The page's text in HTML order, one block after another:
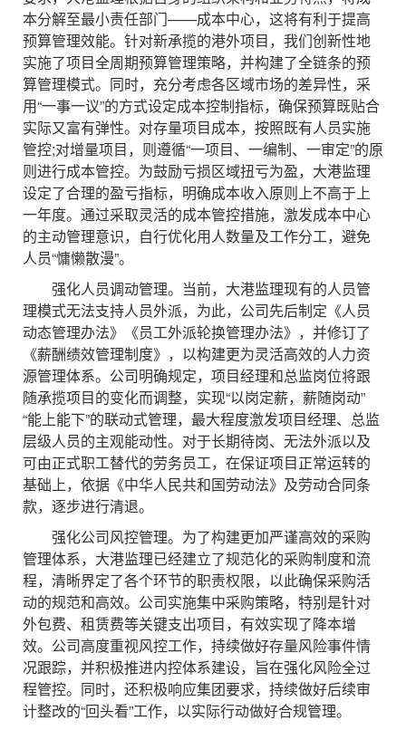
本分解至最小责任部门——成本中心，这将有利于提高
预算管理效能。针对新承揽的港外项目，我们创新性地
实施了项目全周期预算管理策略，并构建了全链条的预
算管理模式。同时，充分考虑各区域市场的差异性，采
用“一事一议”的方式设定成本控制指标，确保预算既贴合
实际又富有弹性。对存量项目成本，按照既有人员实施
管控;对增量项目，则遵循“一项目、一编制、一审定”的原
则进行成本管控。为鼓励亏损区域扭亏为盈，大港监理
设定了合理的盈亏指标，明确成本收入原则上不高于上
一年度。通过采取灵活的成本管控措施，激发成本中心
的主动管理意识，自行优化用人数量及工作分工，避免
人员“慵懒散漫”。
强化人员调动管理。当前，大港监理现有的人员管
理模式无法支持人员外派，为此，公司先后制定《人员
动态管理办法》《员工外派轮换管理办法》，并修订了
《薪酬绩效管理制度》，以构建更为灵活高效的人力资
源管理体系。公司明确规定，项目经理和总监岗位将跟
随承揽项目的变化而调整，实现“以岗定薪，薪随岗动”
“能上能下”的联动式管理，最大程度激发项目经理、总监
层级人员的主观能动性。对于长期待岗、无法外派以及
可由正式职工替代的劳务员工，在保证项目正常运转的
基础上，依据《中华人民共和国劳动法》及劳动合同条
款，逐步进行清退。
强化公司风控管理。为了构建更加严谨高效的采购
管理体系，大港监理已经建立了规范化的采购制度和流
程，清晰界定了各个环节的职责权限，以此确保采购活
动的规范和高效。公司实施集中采购策略，特别是针对
外包费、租赁费等关键支出项目，有效实现了降本增
效。公司高度重视风控工作，持续做好存量风险事件情
况跟踪，并积极推进内控体系建设，旨在强化风险全过
程管控。同时，还积极响应集团要求，持续做好后续审
计整改的“回头看”工作，以实际行动做好合规管理。